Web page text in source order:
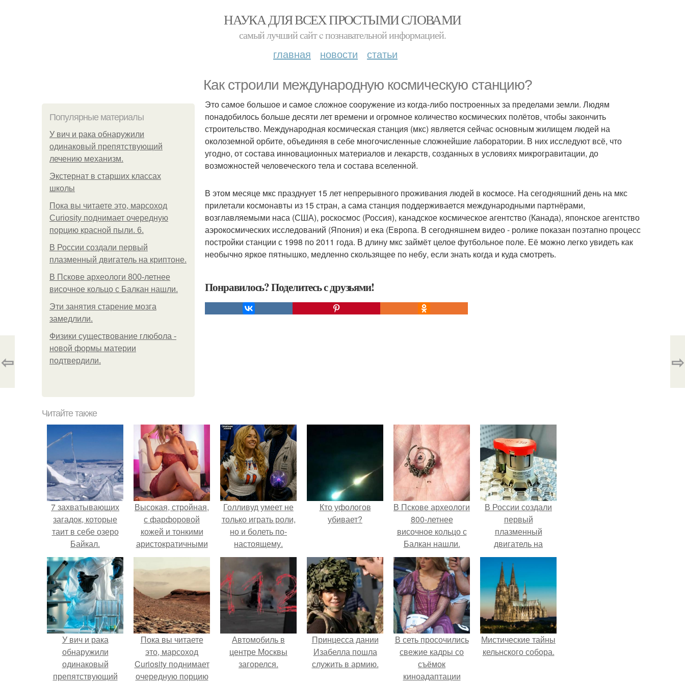
НАУКА ДЛЯ ВСЕХ ПРОСТЫМИ СЛОВАМИ
самый лучший сайт c познавательной информацией.
главная новости статьи
Как строили международную космическую станцию?
Популярные материалы
У вич и рака обнаружили
одинаковый препятствующий
лечению механизм.
Экстернат в старших классах
школы
Пока вы читаете это, марсоход
Curiosity поднимает очередную
порцию красной пыли. 6.
В России создали первый
плазменный двигатель на криптоне.
В Пскове археологи 800-летнее
височное кольцо с Балкан нашли.
Эти занятия старение мозга
замедлили.
Физики существование глюбола -
новой формы материи
подтвердили.
Это самое большое и самое сложное сооружение из когда-либо построенных за пределами земли. Людям
понадобилось больше десяти лет времени и огромное количество космических полётов, чтобы закончить
строительство. Международная космическая станция (мкс) является сейчас основным жилищем людей на
околоземной орбите, объединяя в себе многочисленные сложнейшие лаборатории. В них исследуют всё, что
угодно, от состава инновационных материалов и лекарств, созданных в условиях микрогравитации, до
возможностей человеческого тела и состава вселенной.
В этом месяце мкс празднует 15 лет непрерывного проживания людей в космосе. На сегодняшний день на мкс
прилетали космонавты из 15 стран, а сама станция поддерживается международными партнёрами,
возглавляемыми наса (США), роскосмос (Россия), канадское космическое агентство (Канада), японское агентство
аэрокосмических исследований (Япония) и ека (Европа. В сегодняшнем видео - ролике показан поэтапно процесс
постройки станции с 1998 по 2011 года. В длину мкс займёт целое футбольное поле. Её можно легко увидеть как
необычно яркое пятнышко, медленно скользящее по небу, если знать когда и куда смотреть.
Понравилось? Поделитесь с друзьями!
⇦ ⇨
Читайте также
7 захватывающих
загадок, которые
таит в себе озеро
Байкал.
Высокая, стройная,
с фарфоровой
кожей и тонкими
аристократичными
чертами, эль
выглядит так, будто
сошла с полотна
художника.
Голливуд умеет не
только играть роли,
но и болеть по-
настоящему.
Кто уфологов
убивает?
В Пскове археологи
800-летнее
височное кольцо с
Балкан нашли.
В России создали
первый
плазменный
двигатель на
криптоне.
У вич и рака
обнаружили
одинаковый
препятствующий
Пока вы читаете
это, марсоход
Curiosity поднимает
очередную порцию
Автомобиль в
центре Москвы
загорелся.
Принцесса дании
Изабелла пошла
служить в армию.
В сеть просочились
свежие кадры со
съёмок
киноадаптации
Мистические тайны
кельнского собора.